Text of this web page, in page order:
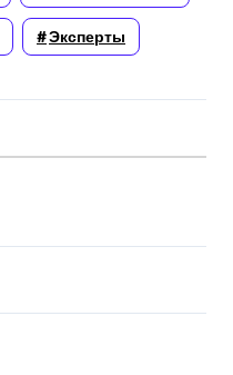
Эксперты